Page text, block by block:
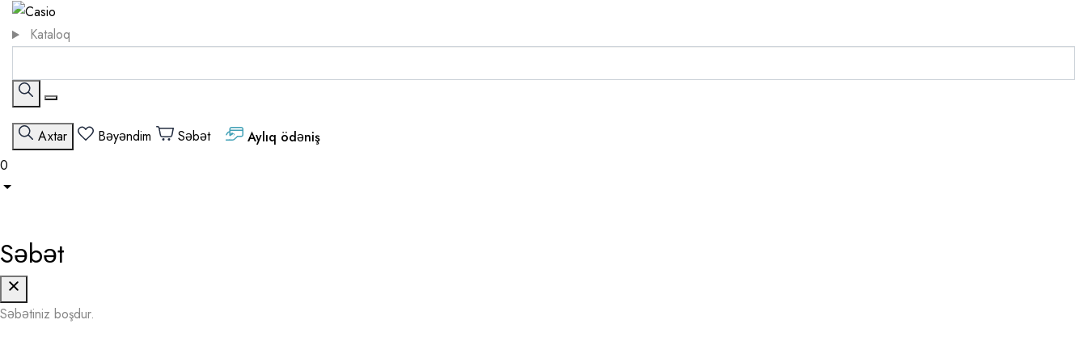
Kataloq
Axtar Bəyəndim Səbət
Aylıq ödəniş
0
Səbət
Səbətiniz boşdur.